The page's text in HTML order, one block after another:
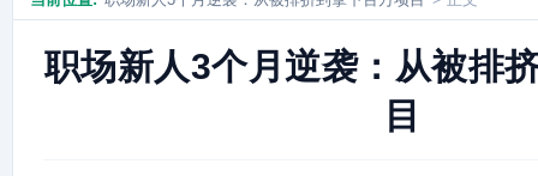
职场新人3个月逆袭：从被排
目